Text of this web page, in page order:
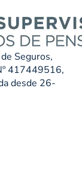
Seguros,
417449516,
desde 26-